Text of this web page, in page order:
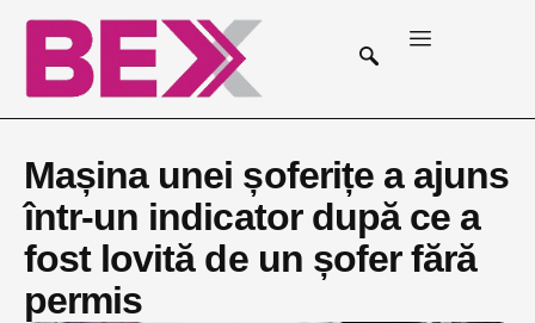
Mașina unei șoferițe a ajuns
într-un indicator după ce a
fost lovită de un șofer fără
permis